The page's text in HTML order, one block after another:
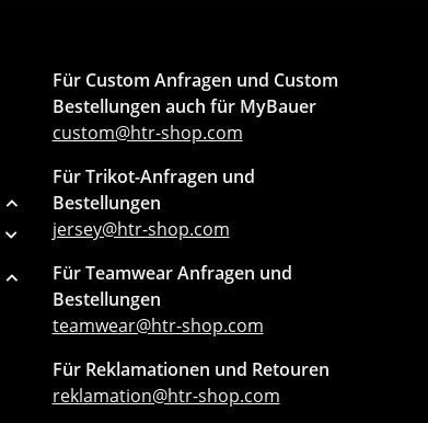
Für Custom Anfragen und Custom
Bestellungen auch für MyBauer
custom@htr-shop.com
Für Trikot-Anfragen und
Bestellungen
jersey@htr-shop.com
Für Teamwear Anfragen und
Bestellungen
teamwear@htr-shop.com
Für Reklamationen und Retouren
reklamation@htr-shop.com